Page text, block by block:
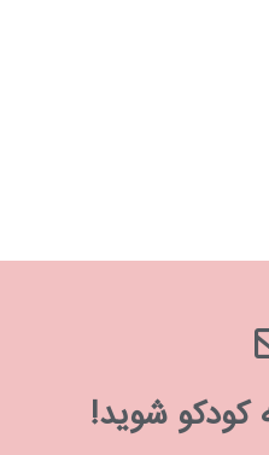
کودکو شوید!